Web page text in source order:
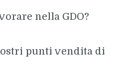
nella GDO?
punti vendita di